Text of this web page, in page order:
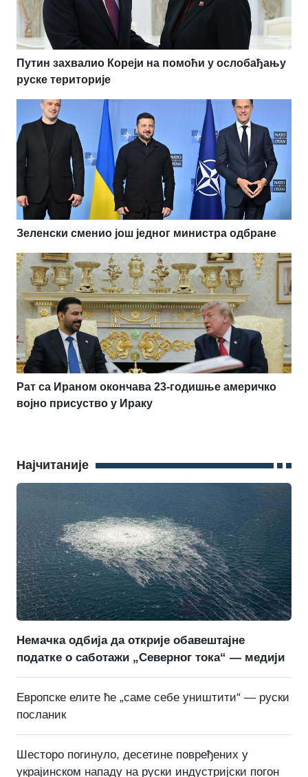
Путин захвалио Кореји на помоћи у ослобађању
руске територије
Зеленски сменио још једног министра одбране
Рат са Ираном окончава 23-годишње америчко
војно присуство у Ираку
Најчитаније
Немачка одбија да открије обавештајне
податке о саботажи „Северног тока“ — медији
Европске елите ће „саме себе уништити“ — руски
посланик
Шесторо погинуло, десетине повређених у
украјинском нападу на руски индустријски погон